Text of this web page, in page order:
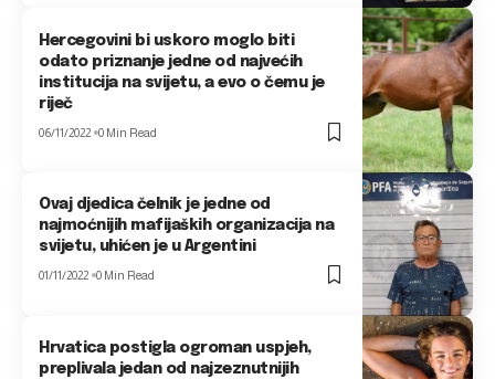
Hercegovini bi uskoro moglo biti
odato priznanje jedne od najvećih
institucija na svijetu, a evo o čemu je
riječ
06/11/2022 0 Min Read
Ovaj djedica čelnik je jedne od
najmoćnijih mafijaških organizacija na
svijetu, uhićen je u Argentini
01/11/2022 0 Min Read
Hrvatica postigla ogroman uspjeh,
preplivala jedan od najzeznutnijih